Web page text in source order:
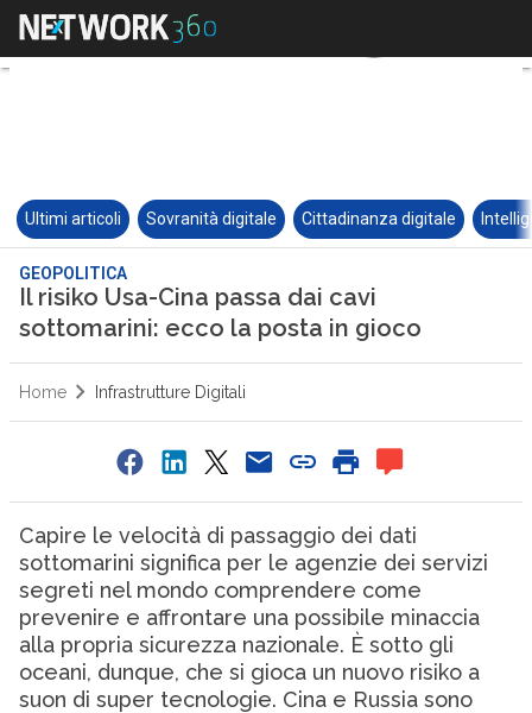
Ultimi articoli Sovranità digitale Cittadinanza digitale
GEOPOLITICA
Il risiko Usa-Cina passa dai cavi
sottomarini: ecco la posta in gioco
Home Infrastrutture Digitali
Capire le velocità di passaggio dei dati
sottomarini significa per le agenzie dei servizi
segreti nel mondo comprendere come
prevenire e affrontare una possibile minaccia
alla propria sicurezza nazionale. È sotto gli
oceani, dunque, che si gioca un nuovo risiko a
suon di super tecnologie. Cina e Russia sono